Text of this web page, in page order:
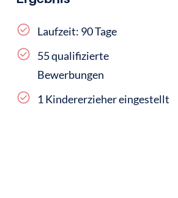
Laufzeit: 90 Tage
55 qualifizierte
Bewerbungen
1 Kindererzieher eingestellt